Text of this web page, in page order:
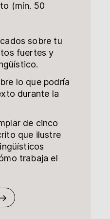
(mín. 50
sobre tu
fuertes y
lo que podría
durante la
de cinco
que ilustre
trabaja el